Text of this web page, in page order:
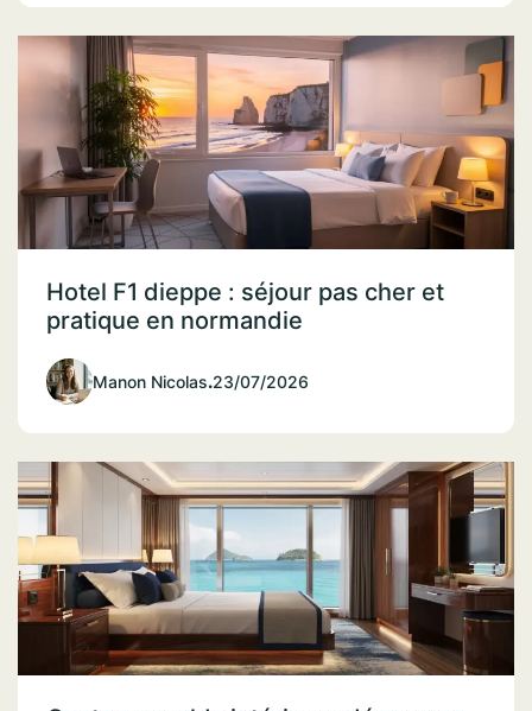
Hotel F1 dieppe : séjour pas cher et
pratique en normandie
Manon Nicolas.23/07/2026